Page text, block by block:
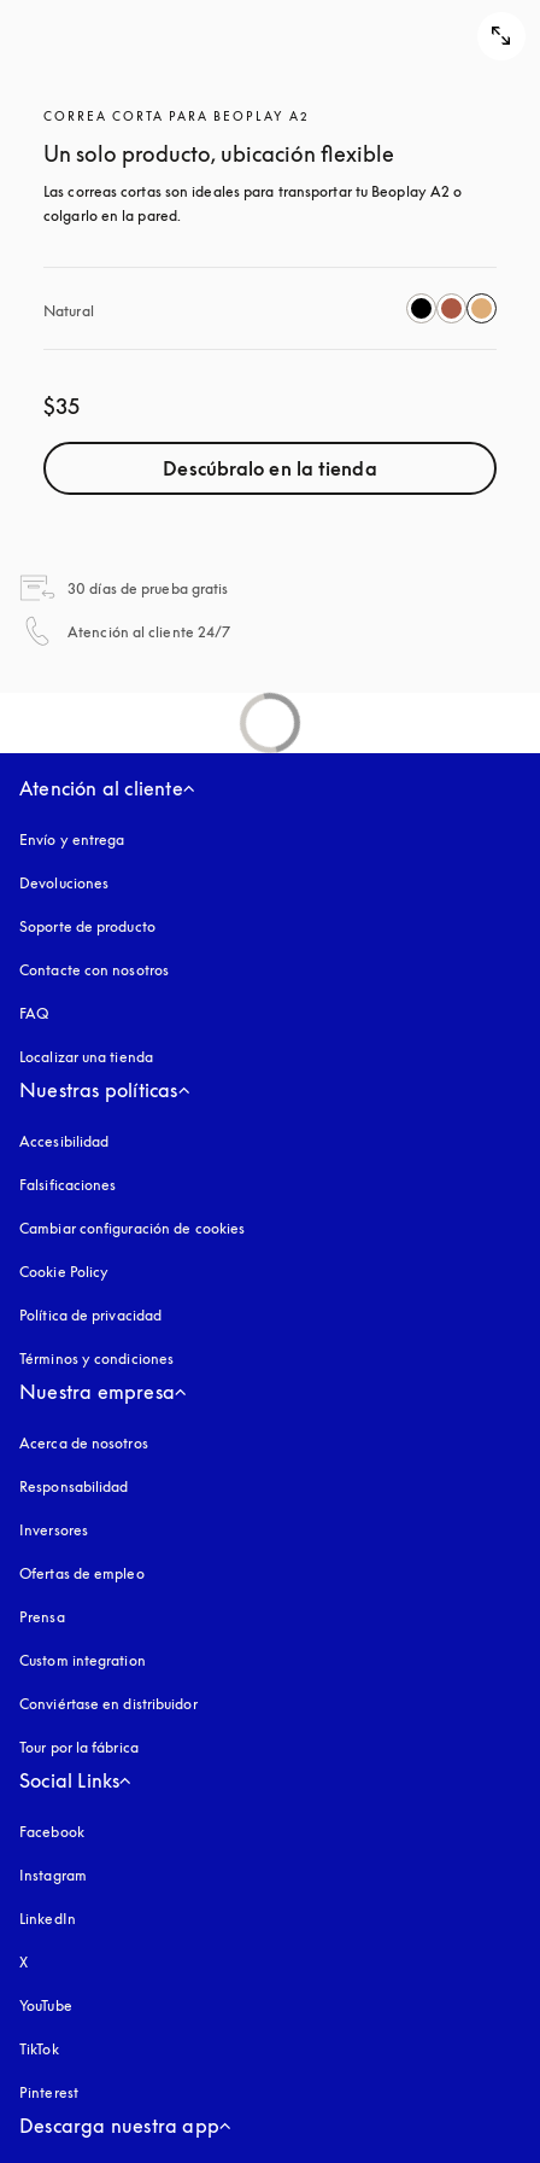
CORREA CORTA PARA BEOPLAY A2
Un solo producto, ubicación flexible
Las correas cortas son ideales para transportar tu Beoplay A2 o
colgarlo en la pared.
Natural
$35
Descúbralo en la tienda
30 días de prueba gratis
Atención al cliente 24/7
Atención al cliente
Envío y entrega
Devoluciones
Soporte de producto
Contacte con nosotros
FAQ
Localizar una tienda
Nuestras políticas
Accesibilidad
Falsificaciones
Cambiar configuración de cookies
Cookie Policy
Política de privacidad
Términos y condiciones
Nuestra empresa
Acerca de nosotros
Responsabilidad
Inversores
Ofertas de empleo
Prensa
Custom integration
Conviértase en distribuidor
Tour por la fábrica
Social Links
Facebook
Instagram
LinkedIn
X
YouTube
TikTok
Pinterest
Descarga nuestra app